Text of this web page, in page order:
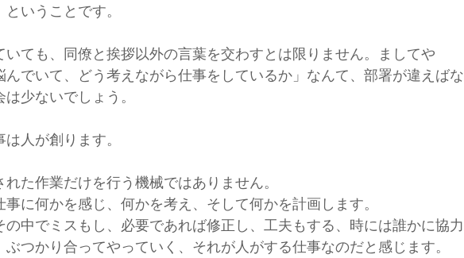
いうことです。
ても、同僚と挨拶以外の言葉を交わすとは限りません。ましてや
んでいて、どう考えながら仕事をしているか」なんて、部署が違えばな
少ないでしょう。
人が創ります。
た作業だけを行う機械ではありません。
に何かを感じ、何かを考え、そして何かを計画します。
中でミスもし、必要であれば修正し、工夫もする、時には誰かに協力
つかり合ってやっていく、それが人がする仕事なのだと感じます。